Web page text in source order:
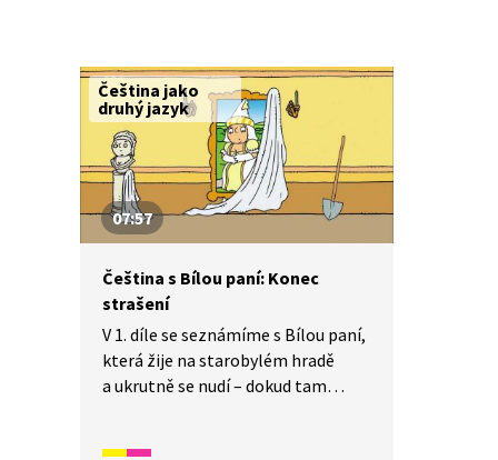
Čeština jako
druhý jazyk
07:57
Čeština s Bílou paní: Konec
strašení
V 1. díle se seznámíme s Bílou paní,
která žije na starobylém hradě
a ukrutně se nudí – dokud tam